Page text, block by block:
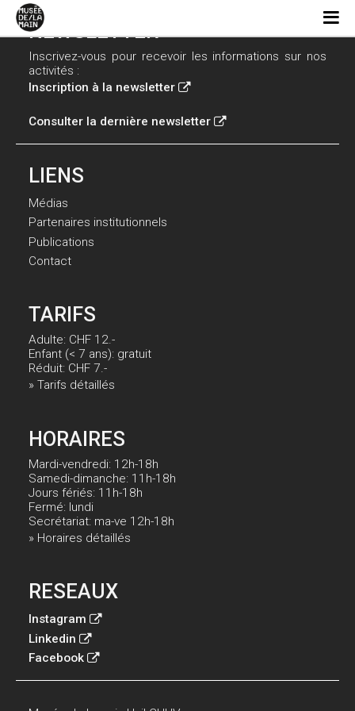
NEWSLETTER
Inscrivez-vous pour recevoir les informations sur nos
activités :
Inscription à la newsletter
Consulter la dernière newsletter
LIENS
Médias
Partenaires institutionnels
Publications
Contact
TARIFS
Adulte: CHF 12.-
Enfant (< 7 ans): gratuit
Réduit: CHF 7.-
» Tarifs détaillés
HORAIRES
Mardi-vendredi: 12h-18h
Samedi-dimanche: 11h-18h
Jours fériés: 11h-18h
Fermé: lundi
Secrétariat: ma-ve 12h-18h
» Horaires détaillés
RESEAUX
Instagram
Linkedin
Facebook